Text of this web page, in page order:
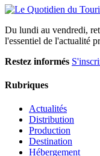
Du lundi au vendredi,
l'essentiel de l'actualité
Restez informés
Rubriques
Actualités
Distribution
Production
Destination
Hébergement